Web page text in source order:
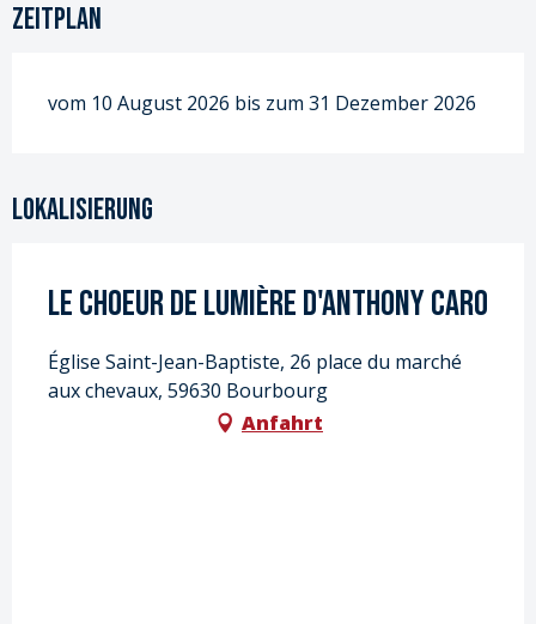
Zeitplan
vom 10 August 2026 bis zum 31 Dezember 2026
Lokalisierung
Le choeur de lumière d'Anthony Caro
Église Saint-Jean-Baptiste, 26 place du marché
aux chevaux, 59630 Bourbourg
Anfahrt